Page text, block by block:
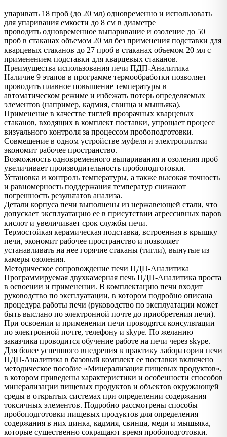
упаривать 18 проб (до 20 мл) одновременно и использовать
для упаривания емкости до 8 см в диаметре
проводить одновременное выпаривание и озоление до 50
проб в стаканах объемом 20 мл без применения подставки для
кварцевых стаканов до 27 проб в стаканах объемом 20 мл с
применением подставки для кварцевых стаканов.
Преимущества использования печи ПДП-Аналитика
Наличие 9 этапов в программе термообработки позволяет
проводить плавное повышение температуры в
автоматическом режиме и избежать потерь определяемых
элементов (например, кадмия, свинца и мышьяка).
Применение в качестве тиглей прозрачных кварцевых
стаканов, входящих в комплект поставки, упрощает процесс
визуального контроля за процессом пробоподготовки.
Совмещение в одном устройстве муфеля и электроплитки
экономит рабочее пространство.
Возможность одновременного выпаривания и озоления проб
увеличивает производительность пробоподготовки.
Установка и контроль температуры, а также высокая точность
и равномерность поддержания температур снижают
погрешность результатов анализа.
Детали корпуса печи выполнены из нержавеющей стали, что
допускает эксплуатацию ее в присутствии агрессивных паров
кислот и увеличивает срок службы печи.
Термостойкая керамическая подставка, встроенная в крышку
печи, экономит рабочее пространство и позволяет
устанавливать на нее горячие стаканы (тигли), вынутые из
камеры озоления.
Методическое сопровождение печи ПДП-Аналитика
Программируемая двухкамерная печь ПДП-Аналитика проста
в освоении и применении. В комплектацию печи входит
руководство по эксплуатации, в котором подробно описана
процедура работы печи (руководство по эксплуатации может
быть выслано по электронной почте до приобретения печи).
При освоении и применении печи проводятся консультации
по электронной почте, телефону и skype. По желанию
заказчика проводится обучение работе на печи через skype.
Для более успешного внедрения в практику лаборатории печи
ПДП-Аналитика в базовый комплект ее поставки включено
методическое пособие «Минерализация пищевых продуктов»,
в котором приведены характеристики и особенности способов
минерализации пищевых продуктов и объектов окружающей
среды в открытых системах при определении содержания
токсичных элементов. Подробно рассмотрены способы
пробоподготовки пищевых продуктов для определения
содержания в них цинка, кадмия, свинца, меди и мышьяка,
которые существенно сокращают время пробоподготовки.